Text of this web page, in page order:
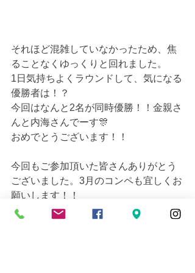
それほど混雑していなかったため、焦
ることなくゆっくりと回れました。
1日気持ちよくラウンドして、気になる
優勝者は！？
今回はなんと2名が同時優勝！！金親さ
んと内海さんでーす🎊
おめでとうございます！！
今回もご参加頂いた皆さんありがとう
ございました。3月のコンペも宜しくお
願いします！！